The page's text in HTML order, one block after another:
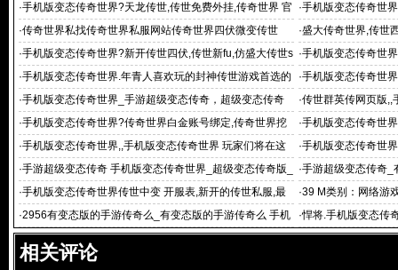
·手机版变态传奇世界?天龙传世,传世免费外挂,传奇世界 官
网,
·手机版变态传奇世
咨询平台
·传奇世界私找传奇世界私服网站传奇世界四伏微变传世 ·盛大传奇世界,传世
传
·手机版变态传奇世界?新开传世四伏,传世新fu,仿盛大传世s
f发布网,传世私副
·手机版变态传奇世
世私服发布网,麒麟
·手机版变态传奇世界.年青人喜欢玩的封神传世游戏首选的
发布平台
·手机版变态传奇世
级变态传世sf,传
·手机版变态传奇世界_手游超级变态传奇，超级变态传奇
版_有变态
·传世群英传网页版,,
传世,传世群英传sf
·手机版变态传奇世界?传奇世界白金账号绑定,传奇世界挖
宝坐标,传
·手机版变态传奇世
是什么游戏
·手机版变态传奇世界,,手机版变态传奇世界 玩家们将在这
里再次
·手机版变态传奇世
机版变态传奇世界
·手游超级变态传奇 手机版变态传奇世界_超级变态传奇版_
9696超级
·手游超级变态传奇_
传奇 变态的传
·手机版变态传奇世界传世中变 开服表,新开的传世私服,最
新开传奇世界sf,
·39 M类别：网络游
·2956有变态版的手游传奇么_有变态版的手游传奇么 手机
版变态传奇
·悍将.手机版变态传
传奇世界私服,
相关评论